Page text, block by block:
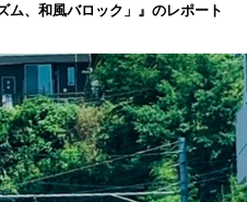
ム、和風バロック」』のレポート